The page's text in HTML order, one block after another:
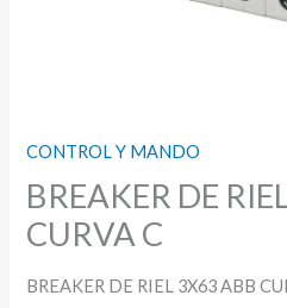
CONTROL Y MANDO
BREAKER DE
CURVA C
BREAKER DE RIEL 3X63 ABB